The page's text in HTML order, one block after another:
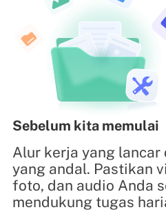
Sebelum kita memulai
Alur kerja yang
yang andal. Pastikan
foto, dan audio Anda
mendukung tugas